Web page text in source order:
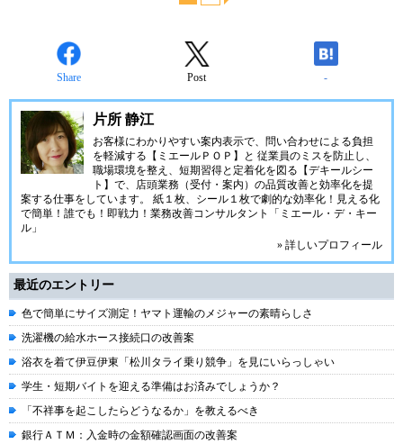
Share Post -
片所 静江
お客様にわかりやすい案内表示で、問い合わせによる負担
を軽減する【ミエールＰＯＰ】と 従業員のミスを防止し、
職場環境を整え、短期習得と定着化を図る【デキールシー
ト】で、店頭業務（受付・案内）の品質改善と効率化を提
案する仕事をしています。 紙１枚、シール１枚で劇的な効率化！見える化
で簡単！誰でも！即戦力！業務改善コンサルタント「ミエール・デ・キー
ル」
» 詳しいプロフィール
最近のエントリー
色で簡単にサイズ測定！ヤマト運輸のメジャーの素晴らしさ
洗濯機の給水ホース接続口の改善案
浴衣を着て伊豆伊東「松川タライ乗り競争」を見にいらっしゃい
学生・短期バイトを迎える準備はお済みでしょうか？
「不祥事を起こしたらどうなるか」を教えるべき
銀行ＡＴＭ：入金時の金額確認画面の改善案